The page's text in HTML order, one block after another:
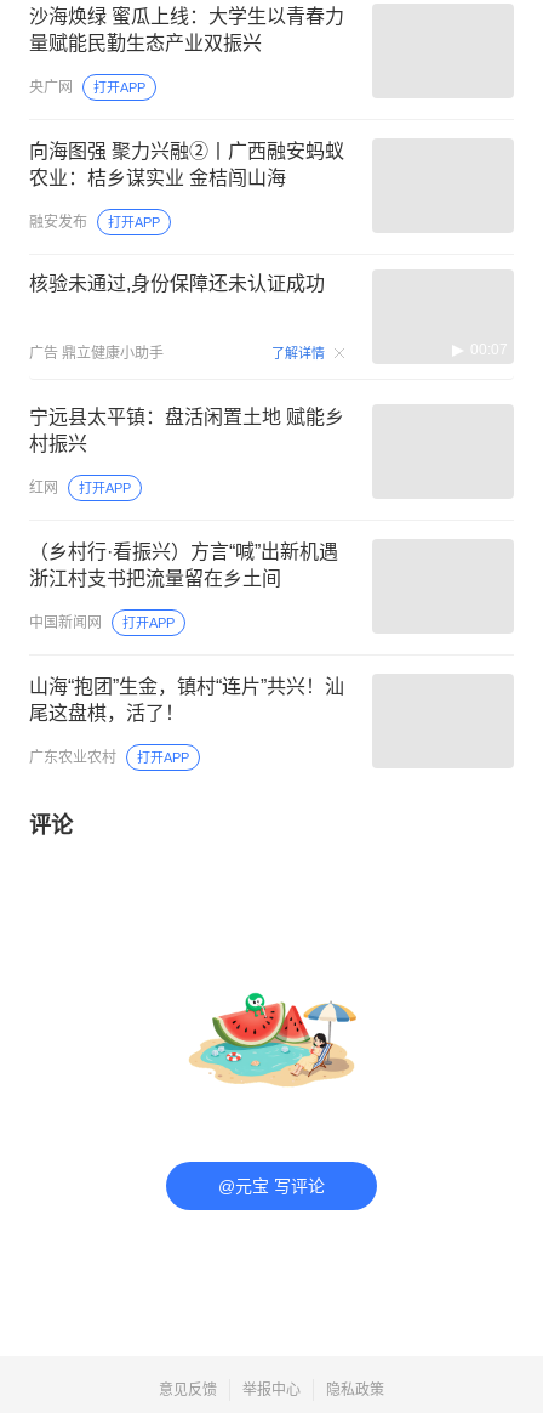
沙海焕绿 蜜瓜上线：大学生以青春力
量赋能民勤生态产业双振兴
央广网 打开APP
向海图强 聚力兴融②丨广西融安蚂蚁
农业：桔乡谋实业 金桔闯山海
融安发布 打开APP
核验未通过,身份保障还未认证成功
广告 鼎立健康小助手 了解详情 00:07
宁远县太平镇：盘活闲置土地 赋能乡
村振兴
红网 打开APP
（乡村行·看振兴）方言“喊”出新机遇
浙江村支书把流量留在乡土间
中国新闻网 打开APP
山海“抱团”生金，镇村“连片”共兴！汕
尾这盘棋，活了！
广东农业农村 打开APP
评论
@元宝 写评论
意见反馈 举报中心 隐私政策